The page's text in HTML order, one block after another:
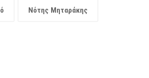
Νότης Μηταράκης